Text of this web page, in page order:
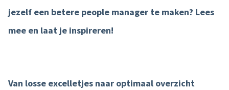
jezelf een betere people manager te maken? Lees
mee en laat je inspireren!
Van losse excelletjes naar optimaal overzicht